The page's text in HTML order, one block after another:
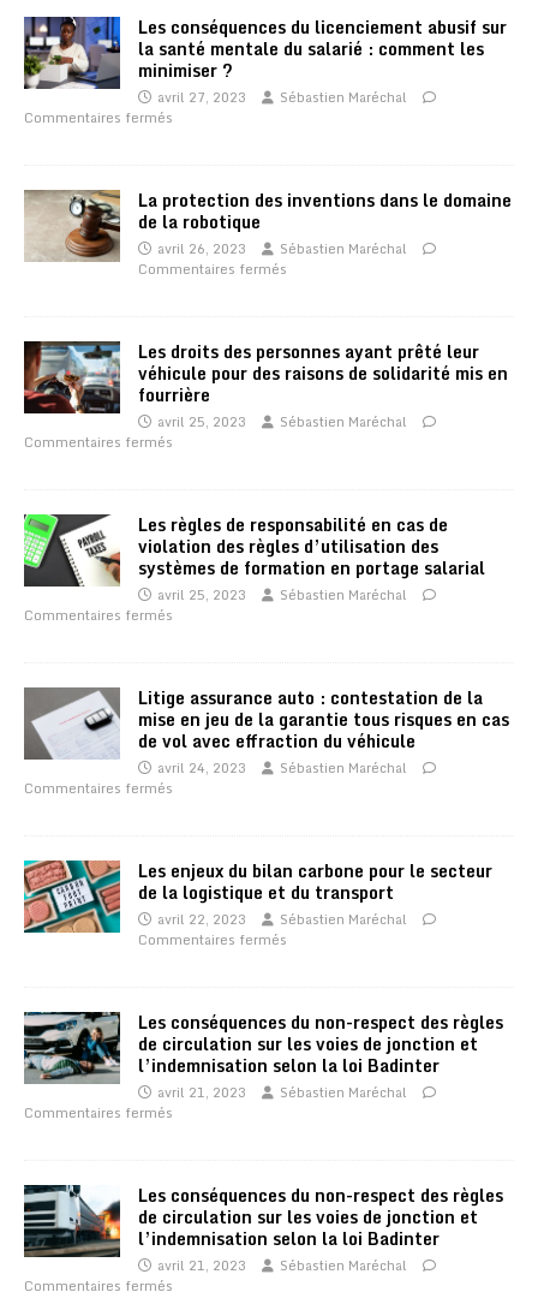
Les conséquences du licenciement abusif sur
la santé mentale du salarié : comment les
minimiser ?
avril 27, 2023
Sébastien Maréchal
Commentaires fermés
La protection des inventions dans le domaine
de la robotique
avril 26, 2023
Sébastien Maréchal
Commentaires fermés
Les droits des personnes ayant prêté leur
véhicule pour des raisons de solidarité mis en
fourrière
avril 25, 2023
Sébastien Maréchal
Commentaires fermés
Les règles de responsabilité en cas de
violation des règles d’utilisation des
systèmes de formation en portage salarial
avril 25, 2023
Sébastien Maréchal
Commentaires fermés
Litige assurance auto : contestation de la
mise en jeu de la garantie tous risques en cas
de vol avec effraction du véhicule
avril 24, 2023
Sébastien Maréchal
Commentaires fermés
Les enjeux du bilan carbone pour le secteur
de la logistique et du transport
avril 22, 2023
Sébastien Maréchal
Commentaires fermés
Les conséquences du non-respect des règles
de circulation sur les voies de jonction et
l’indemnisation selon la loi Badinter
avril 21, 2023
Sébastien Maréchal
Commentaires fermés
Les conséquences du non-respect des règles
de circulation sur les voies de jonction et
l’indemnisation selon la loi Badinter
avril 21, 2023
Sébastien Maréchal
Commentaires fermés